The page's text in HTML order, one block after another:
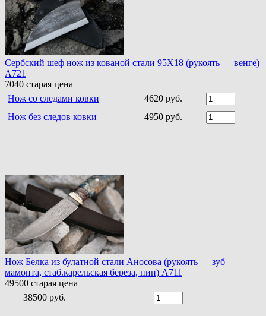
Сербский шеф нож из кованой стали 95Х18 (рукоять — венге)
A721
7040 старая цена
Нож со следами ковки
4620 руб.
Нож без следов ковки
4950 руб.
Нож Белка из булатной стали Аносова (рукоять — зуб
мамонта, стаб.карельская береза, пин) A711
49500 старая цена
38500 руб.